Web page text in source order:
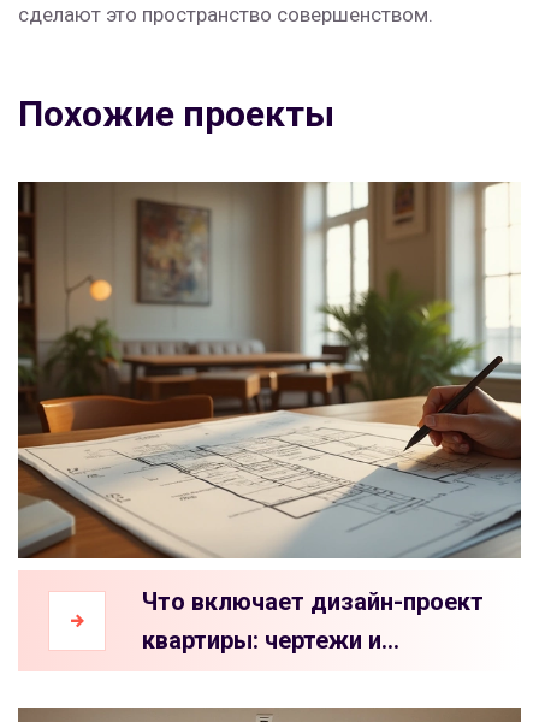
сделают это пространство совершенством.
Похожие проекты
Что включает дизайн-проект
квартиры: чертежи и
документация